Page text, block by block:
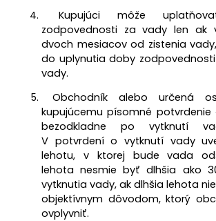
Kupujúci môže
zodpovednosti za vady len ak
dvoch mesiacov od zistenia
do uplynutia doby
vady.
Obchodník alebo určená
kupujúcemu písomné
bezodkladne po vytknutí
V potvrdení o vytknutí vady
lehotu, v ktorej bude vada
lehota nesmie byť dlhšia ako
vytknutia vady, ak dlhšia lehota
objektívnym dôvodom, ktorý
ovplyvniť.